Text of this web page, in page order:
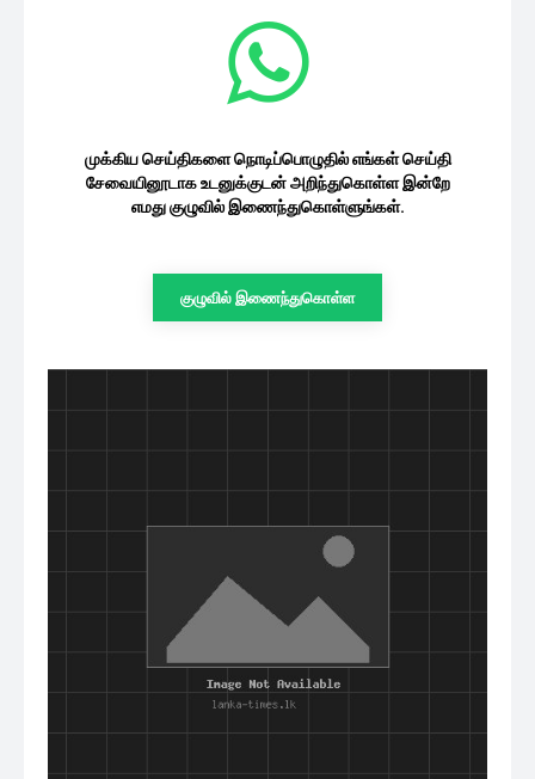
உயர்தர பரீட்சை : பரீட்சைகள் திணைக்களம்
விதித்துள்ள தடை
01/08/2026
உயர்தர மாணவர்களுக்கான மேலதிக
வகுப்புகளுக்கு தடை! வெளியான அறிவிப்பு
01/08/2026
செய்தி சேவையினூடாக உடனுக்குடன்
குழுவில் இணைந்துகொள்ள